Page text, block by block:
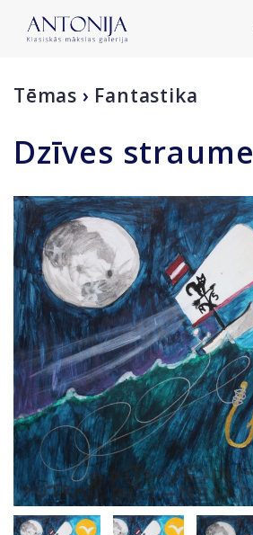
Tēmas › Fantastika
Dzīves straume